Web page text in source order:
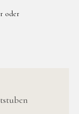
oder